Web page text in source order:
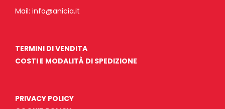
Mail: info@anicia.it
TERMINI DI VENDITA
COSTI E MODALITÀ DI SPEDIZIONE
PRIVACY POLICY